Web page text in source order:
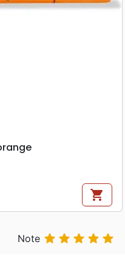
shopping_cart
Note     